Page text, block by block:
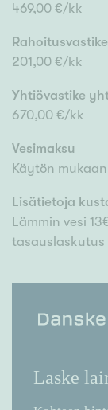
469,00 €/kk
Rahoitusvastike
201,00 €/kk
Yhtiövastike
670,00 €/kk
Vesimaksu
Käytön mukaan
Lisätietoja
Lämmin vesi
tasauslaskutus